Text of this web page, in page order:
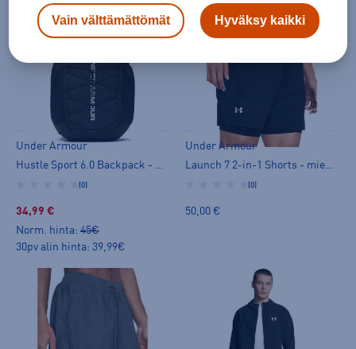
-12%
Under Armour
Hustle Sport 6.0 Backpack - miesten päiväreppu
(0)
34,99 €
Norm. hinta: 45€
30pv alin hinta: 39,99€
Under Armour
Launch 7 2-in-1 Shorts - miesten shortsit
(0)
50,00 €
Vain välttämättömät Hyväksy kaikki